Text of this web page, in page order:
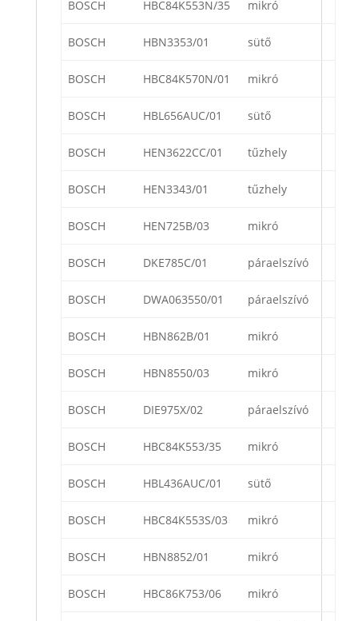
BOSCH HBC84K553N/35 mikró
BOSCH HBN3353/01 sütő
BOSCH HBC84K570N/01 mikró
BOSCH HBL656AUC/01 sütő
BOSCH HEN3622CC/01 tűzhely
BOSCH HEN3343/01 tűzhely
BOSCH HEN725B/03 mikró
BOSCH DKE785C/01 páraelszívó
BOSCH DWA063550/01 páraelszívó
BOSCH HBN862B/01 mikró
BOSCH HBN8550/03 mikró
BOSCH DIE975X/02 páraelszívó
BOSCH HBC84K553/35 mikró
BOSCH HBL436AUC/01 sütő
BOSCH HBC84K553S/03 mikró
BOSCH HBN8852/01 mikró
BOSCH HBC86K753/06 mikró